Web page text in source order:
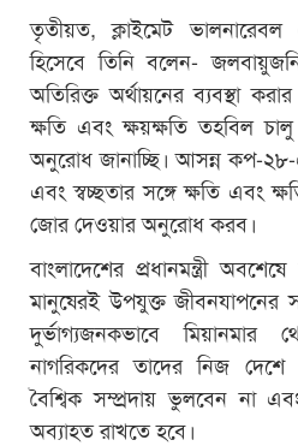
তৃতীয়ত, ক্লাইমেট ভালনারেবল
হিসেবে তিনি বলেন-
অতিরিক্ত অর্থায়নের ব্যবস্থা
ক্ষতি এবং ক্ষয়ক্ষতি তহবিল
অনুরোধ জানাচ্ছি। আসন্ন কপ-
এবং স্বচ্ছতার সঙ্গে ক্ষতি এবং
জোর দেওয়ার অনুরোধ করব।
বাংলাদেশের প্রধানমন্ত্রী
মানুষেরই উপযুক্ত জীবনযাপনের
দুর্ভাগ্যজনকভাবে মিয়ানমার
নাগরিকদের তাদের নিজ দেশে
বৈশ্বিক সম্প্রদায় ভুলবেন না
অব্যাহত রাখতে হবে।